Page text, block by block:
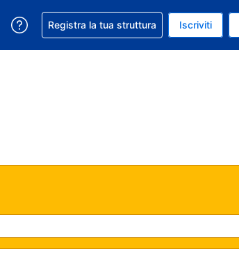
Valuta attuale: Euro
la tua lingua. Lingua attuale: Italiano
Ricevi aiuto con la prenotazione
Registra la tua struttura Iscriviti